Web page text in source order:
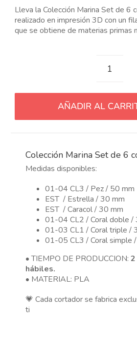
era:
48.00€.
es:
42.00€.
Lleva la Colección Marina Set de 6
realizado en impresión 3D con un
que se obtiene de materias primas
de
6
AÑADIR AL
Colección Marina Set de 6
Medidas disponibles:
01-04 CL3 / Pez / 50 mm
EST / Estrella / 30 mm
EST / Caracol / 30 mm
01-04 CL2 / Coral doble /
01-03 CL1 / Coral triple /
01-05 CL3 / Coral simple
• TIEMPO DE PRODUCCION:
hábiles.
• MATERIAL: PLA
💗 Cada cortador se fabrica
ti